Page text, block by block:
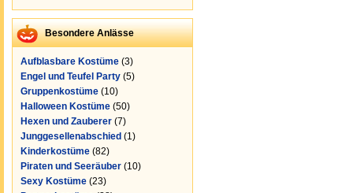
Besondere Anlässe
Aufblasbare Kostüme (3)
Engel und Teufel Party (5)
Gruppenkostüme (10)
Halloween Kostüme (50)
Hexen und Zauberer (7)
Junggesellenabschied (1)
Kinderkostüme (82)
Piraten und Seeräuber (10)
Sexy Kostüme (23)